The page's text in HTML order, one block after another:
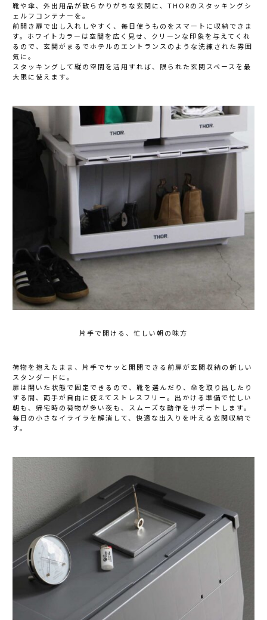
靴や傘、外出用品が散らかりがちな玄関に、THORのスタッキングシ
ェルフコンテナーを。
前開き扉で出し入れしやすく、毎日使うものをスマートに収納できま
す。ホワイトカラーは空間を広く見せ、クリーンな印象を与えてくれ
るので、玄関がまるでホテルのエントランスのような洗練された雰囲
気に。
スタッキングして縦の空間を活用すれば、限られた玄関スペースを最
大限に使えます。
片手で開ける、忙しい朝の味方
荷物を抱えたまま、片手でサッと開閉できる前扉が玄関収納の新しい
スタンダードに。
扉は開いた状態で固定できるので、靴を選んだり、傘を取り出したり
する間、両手が自由に使えてストレスフリー。出かける準備で忙しい
朝も、帰宅時の荷物が多い夜も、スムーズな動作をサポートします。
毎日の小さなイライラを解消して、快適な出入りを叶える玄関収納で
す。